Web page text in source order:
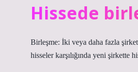
Hissede
Birleşme: İki veya daha fazla
hisseler karşılığında yeni şirkette